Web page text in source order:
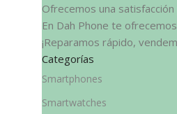
Ofrecemos una
En Dah Phone te
¡Reparamos rápido,
Categorías
Smartphones
Smartwatches